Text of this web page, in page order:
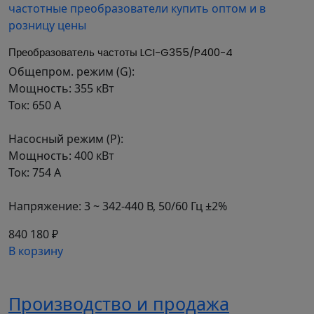
первого двигателя и для второго, – и в случае
необходимости переключать привод с одной
ВАРИАТИВНОСТЬ
ФУНКЦИОНАЛЬНЫХ
ВОЗМОЖНОСТЕЙ
оптимальное количество входов/выходов для
реализации различных задач.
Платы расширения для работы с энкодерами
преобразователи под конкретные задачи Вашего
ОБЛАСТЬ ПРИМЕНЕНИЯ
управления моментом. Устройства могут
Преобразователь частоты LCI-G355/P400-4
Общепром. режим (G):
Мощность: 355 кВт
Ток: 650 А
Насосный режим (P):
Мощность: 400 кВт
Ток: 754 А
Напряжение: 3 ~ 342-440 В, 50/60 Гц ±2%
840 180 ₽
В корзину
Производство и продажа